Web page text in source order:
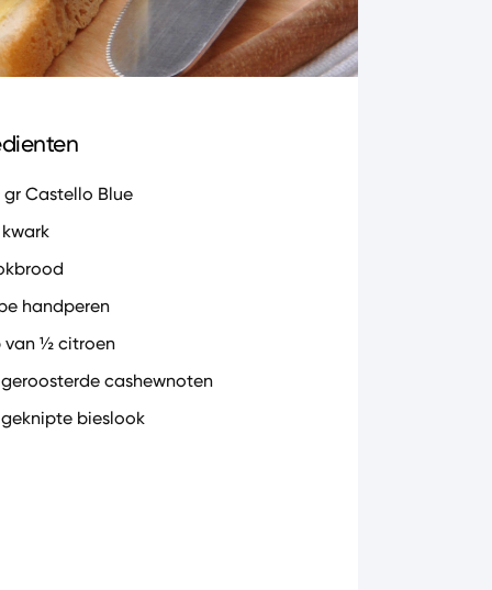
gr Castello Blue
handperen
van ½ citroen
cashewnoten
bieslook